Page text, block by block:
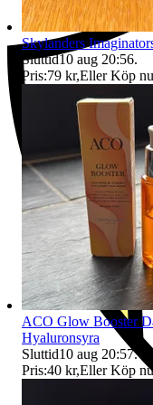
Skylanders
Sluttid10 aug 20:56.
Pris:79 kr,Eller Köp nu
ACO Glow Booster
Hyaluronsyra
Sluttid10 aug 20:57.
Pris:40 kr,Eller Köp nu